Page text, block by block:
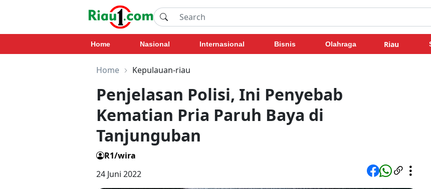
Home Nasional Internasional Bisnis Olahraga Riau
Home Kepulauan-riau
Penjelasan Polisi, Ini Penyebab
Kematian Pria Paruh Baya di
Tanjunguban
R1/wira
24 Juni 2022